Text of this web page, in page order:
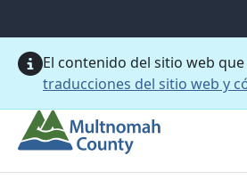
El contenido del sitio web
traducciones del sitio web y